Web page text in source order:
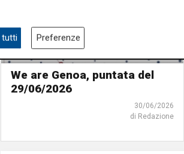
We are Genoa, puntata del
29/06/2026
30/06/2026
di Redazione
tutti Preferenze